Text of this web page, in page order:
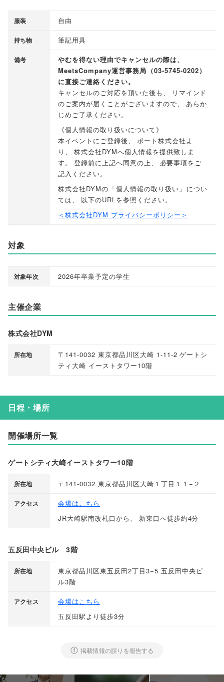
服装 自由
持ち物 筆記用具
備考 やむを得ない理由でキャンセルの際は、
MeetsCompany運営事務局 （03-5745-0202）
に直接ご連絡ください。
キャンセルのご対応を頂いた後も 、
リマインド
のご案内が届くことがございますので、
あらか
じめご了承ください。
《個人情報の取り扱いについて》
本イベントにご登録後、
ポート株式会社よ
り 、
株式会社DYMへ個人情報を提供致しま
す。 登録前に上記へ同意の上、
必要事項をご
記入ください。
株式会社DYMの 「個人情報の取り扱い 」 につい
ては、 以下のURLを参照ください。
＜株式会社DYM プライバシーポリシー＞
対象
対象年次 2026年卒業予定の学生
主催企業
株式会社DYM
所在地
〒141-0032 東京都品川区大崎 1-11-2 ゲートシ
ティ大崎 イーストタワー10階
日程・場所
開催場所一覧
ゲートシティ大崎イーストタワー10階
所在地 〒141-0032 東京都品川区大崎１丁目１１−２
アクセス
会場はこちら
JR大崎駅南改札口から 、 新東口へ徒歩約4分
五反田中央ビル 3階
所在地
東京都品川区東五反田2丁目3−5 五反田中央ビ
ル3階
アクセス
会場はこちら
五反田駅より徒歩3分
掲載情報の誤りを報告する